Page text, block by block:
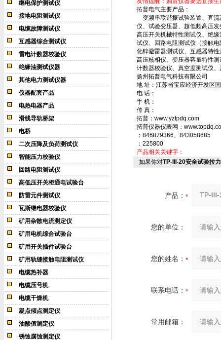
继电保护测试仪
接地电阻测试仪
电缆故障测试仪
互感器综合测试仪
雷电计数器校验仪
绝缘油测试仪器
其他电力测试仪器
仪器配套产品
电热电器产品
滑线导轨桥架
电桥
二次压降及负荷测试仪
智能压力校验仪
回路电阻测试仪
高低压开关柜通电试验台
防雷元件测试仪
瓦斯继电器校验仪
矿用杂散电流测定仪
矿用电机综合试验台
矿用开关插件试验台
矿用轨缝接触电阻测试仪
电缆热补器
电缆压号机
电缆干燥机
凝点倾点测定仪
油酸值测定仪
锈蚀腐蚀测定仪
拓普电气主要产品：
变频串联谐振试验装置、直流
仪、试验变压器、超低频高压
高压开关机械特性测试仪、绝
试仪、回路电阻测试仪（接触
化锌避雷器测试仪、互感器特
高压核相仪、变压器容量特性
计数器校验仪、真空度测试仪
扬州拓普电气科技有限公司
地 址：江苏省宝应经济开发区
电 话：
手 机：
传 真：
拓普：www.yztpdq.com
拓普仪器仪表网：
：846879366、843058685
：225800
产品相关关键字：
如果你对TP-III-20安全试验拉
产品：
您的单位：
您的姓名：
联系电话：
常用邮箱：